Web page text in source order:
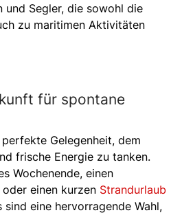
und Segler, die sowohl die
zu maritimen Aktivitäten
für spontane
Gelegenheit, dem
frische Energie zu tanken.
Wochenende, einen
einen kurzen Strandurlaub
sind eine hervorragende Wahl,